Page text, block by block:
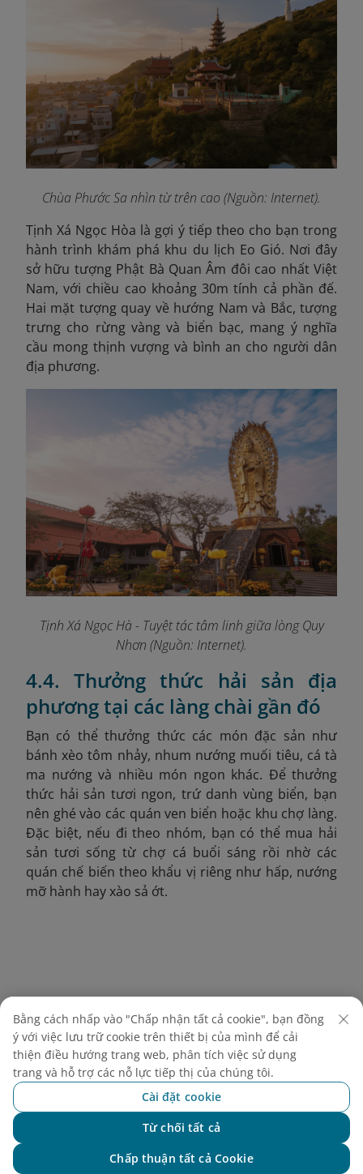
Chùa Phước Sa nhìn từ trên cao (Nguồn: Internet).
Tịnh Xá Ngọc Hòa là gợi ý tiếp theo cho bạn trong
hành trình khám phá khu du lịch Eo Gió. Nơi đây
sở hữu tượng Phật Bà Quan Âm đôi cao nhất Việt
Nam, với chiều cao khoảng 30m tính cả phần đế.
Hai mặt tượng quay về hướng Nam và Bắc, tượng
trưng cho rừng vàng và biển bạc, mang ý nghĩa
cầu mong thịnh vượng và bình an cho người dân
địa phương.
Tịnh Xá Ngọc Hà - Tuyệt tác tâm linh giữa lòng Quy
Nhơn (Nguồn: Internet).
4.4. Thưởng thức hải sản địa
phương tại các làng chài gần đó
Bạn có thể thưởng thức các món đặc sản như
bánh xèo tôm nhảy, nhum nướng muối tiêu, cá tà
ma nướng và nhiều món ngon khác. Để thưởng
thức hải sản tươi ngon, trứ danh vùng biển, bạn
nên ghé vào các quán ven biển hoặc khu chợ làng.
Đặc biệt, nếu đi theo nhóm, bạn có thể mua hải
sản tươi sống từ chợ cá buổi sáng rồi nhờ các
quán chế biến theo khẩu vị riêng như hấp, nướng
mỡ hành hay xào sả ớt.
Thưởng thức hải sản tại các làng chài gần Eo Gió
(Nguồn: Internet).
Bằng cách nhấp vào "Chấp nhận tất cả cookie", bạn đồng
ý với việc lưu trữ cookie trên thiết bị của mình để cải
thiện điều hướng trang web, phân tích việc sử dụng
trang và hỗ trợ các nỗ lực tiếp thị của chúng tôi.
Cài đặt cookie
Từ chối tất cả
Chấp thuận tất cả Cookie